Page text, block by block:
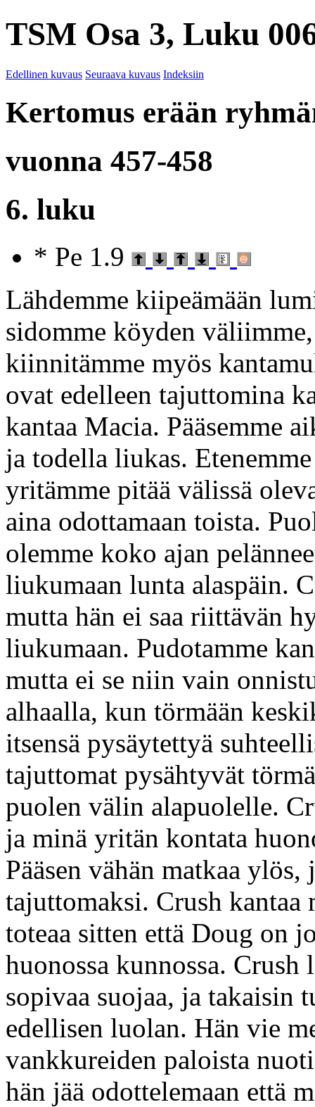
TSM Osa 3, Luku
Edellinen kuvaus Seuraava kuvaus Indeksiin
Kertomus erään
vuonna 457-458
6. luku
* Pe 1.9
Lähdemme kiipeämään
sidomme köyden
kiinnitämme myös
ovat edelleen tajuttomina
kantaa Macia. Pääsemme
ja todella liukas.
yritämme pitää välissä
aina odottamaan toista.
olemme koko ajan
liukumaan lunta alaspäin.
mutta hän ei saa riittävän
liukumaan. Pudotamme
mutta ei se niin vain
alhaalla, kun törmään
itsensä pysäytettyä
tajuttomat pysähtyvät
puolen välin alapuolelle.
ja minä yritän kontata
Pääsen vähän matkaa
tajuttomaksi. Crush
toteaa sitten että Doug on
huonossa kunnossa. Crush
sopivaa suojaa, ja takaisin
edellisen luolan. Hän vie
vankkureiden paloista
hän jää odottelemaan että